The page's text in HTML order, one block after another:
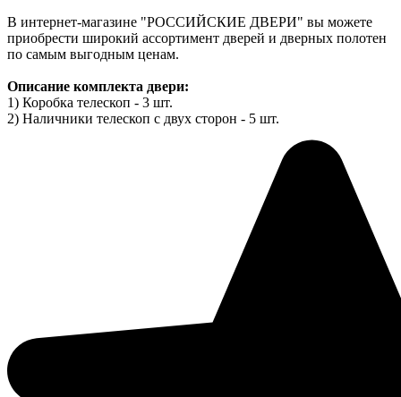
В интернет-магазине "РОССИЙСКИЕ ДВЕРИ" вы можете
приобрести широкий ассортимент дверей и дверных полотен
по самым выгодным ценам.
Описание комплекта двери:
1) Коробка телескоп - 3 шт.
2) Наличники телескоп с двух сторон - 5 шт.